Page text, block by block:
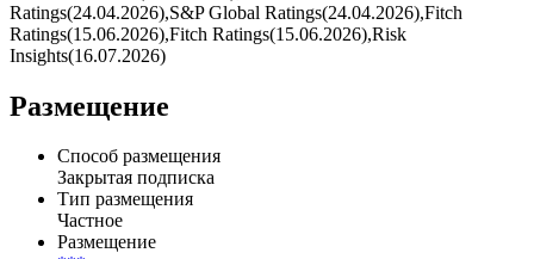
Эмитент — Investec Bank Limited/ЮАР/Корпоративный, с
рейтингом отMoody's Investors Service(29.05.2026),Moody's
Investors Service(29.05.2026),S&P Global
Ratings(24.04.2026),S&P Global Ratings(24.04.2026),Fitch
Ratings(15.06.2026),Fitch Ratings(15.06.2026),Risk
Размещение
Способ размещения